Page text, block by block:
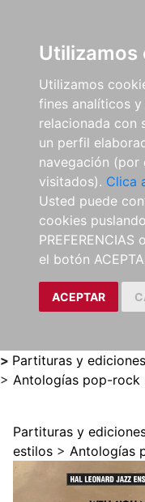
Utilizamos
Utilizamos
fines analíticos
relacionada con
un perfil
navegación (por
visitados). Clica
Usted puede
cookies
el botón
ACEPTAR
> Partituras y
> Antologías pop-rock
Partituras y
estilos > Antologías